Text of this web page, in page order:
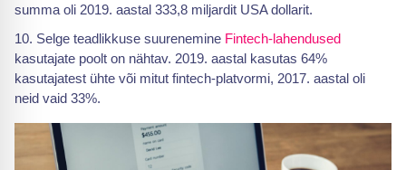
summa oli 2019. aastal 333,8 miljardit USA dollarit.
Selge teadlikkuse suurenemine Fintech-lahendused
kasutajate poolt on nähtav. 2019. aastal kasutas 64%
kasutajatest ühte või mitut fintech-platvormi, 2017. aastal oli
neid vaid 33%.